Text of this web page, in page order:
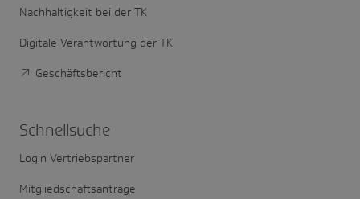
Nachhaltigkeit bei der TK
Digitale Verantwortung der TK
Geschäftsbericht
Schnell­suche
Login Vertriebspartner
Mitgliedschaftsanträge